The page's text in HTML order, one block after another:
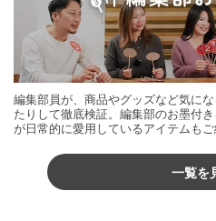
編集部員が、商品やグッズなど気に
たりして徹底検証。編集部のお墨付
が日常的に愛用しているアイテムもご
一覧を